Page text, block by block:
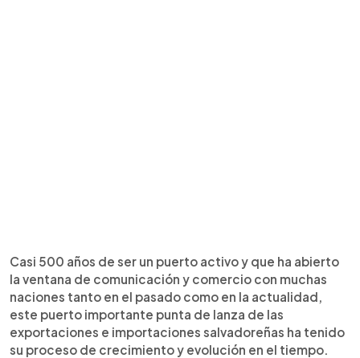
Casi 500 años de ser un puerto activo y que ha abierto
la ventana de comunicación y comercio con muchas
naciones tanto en el pasado como en la actualidad,
este puerto importante punta de lanza de las
exportaciones e importaciones salvadoreñas ha tenido
su proceso de crecimiento y evolución en el tiempo.